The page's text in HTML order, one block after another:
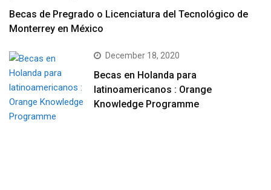
Becas de Pregrado o Licenciatura del Tecnológico de
Monterrey en México
December 18, 2020
Becas en Holanda para
latinoamericanos : Orange
Knowledge Programme